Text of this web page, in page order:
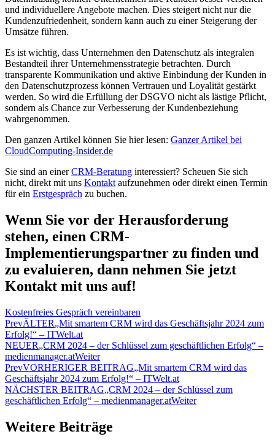
und individuellere Angebote machen. Dies steigert nicht nur die
Kundenzufriedenheit, sondern kann auch zu einer Steigerung der
Umsätze führen.
Es ist wichtig, dass Unternehmen den Datenschutz als integralen
Bestandteil ihrer Unternehmensstrategie betrachten. Durch
transparente Kommunikation und aktive Einbindung der Kunden in
den Datenschutzprozess können Vertrauen und Loyalität gestärkt
werden. So wird die Erfüllung der DSGVO nicht als lästige Pflicht,
sondern als Chance zur Verbesserung der Kundenbeziehung
wahrgenommen.
Den ganzen Artikel können Sie hier lesen: Ganzer Artikel bei
CloudComputing-Insider.de
Sie sind an einerCRM-Beratung interessiert? Scheuen Sie sich
nicht, direkt mit uns Kontakt aufzunehmen oder direkt einen Termin
für ein Erstgespräch zu buchen.
Wenn Sie vor der Herausforderung
stehen, einen CRM-
Implementierungspartner zu finden und
zu evaluieren, dann nehmen Sie jetzt
Kontakt mit uns auf!
Kostenfreies Gespräch vereinbaren
PrevÄLTER„Mit smartem CRM wird das Geschäftsjahr 2024 zum
Erfolg!“ – ITWelt.at
NEUER„CRM 2024 – der Schlüssel zum geschäftlichen Erfolg“ –
medienmanager.atWeiter
PrevVORHERIGER BEITRAG„Mit smartem CRM wird das
Geschäftsjahr 2024 zum Erfolg!“ – ITWelt.at
NÄCHSTER BEITRAG„CRM 2024 – der Schlüssel zum
geschäftlichen Erfolg“ – medienmanager.atWeiter
Weitere Beiträge